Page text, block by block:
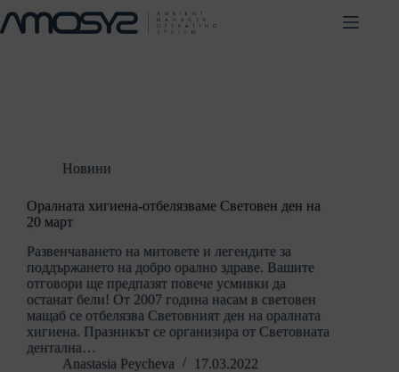
to
content
Новини
Оралната хигиена-отбелязваме Световен ден на
20 март
Развенчаването на митовете и легендите за
поддържането на добро орално здраве. Вашите
отговори ще предпазят повече усмивки да
останат бели! От 2007 година насам в световен
мащаб се отбелязва Световният ден на оралната
хигиена. Празникът се организира от Световната
дентална…
Anastasia Peycheva
17.03.2022